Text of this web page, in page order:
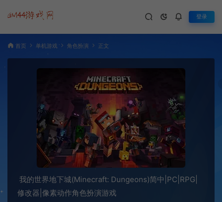
登录
首页 单机游戏 角色扮演 正文
我的世界地下城(Minecraft: Dungeons)简中|PC|RPG|
修改器|像素动作角色扮演游戏